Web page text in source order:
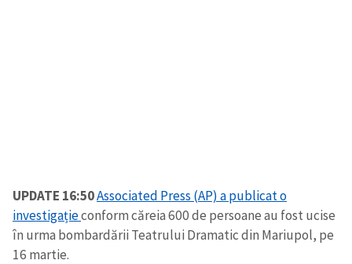
UPDATE 16:50Associated Press (AP) a publicat o
investigațieconform căreia 600 de persoane au fost ucise
în urma bombardării Teatrului Dramatic din Mariupol, pe
16 martie.